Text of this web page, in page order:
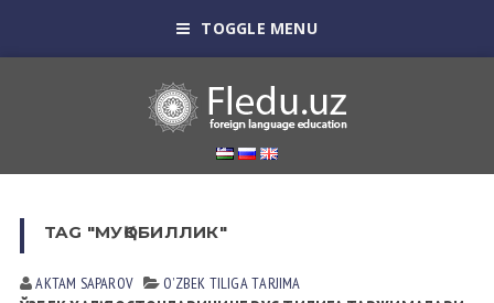
TOGGLE MENU
TAG "МУҚОБИЛЛИК"
AKTAM SAPAROV OʼZBEK TILIGА TАRJIMА